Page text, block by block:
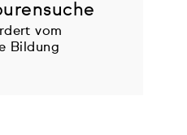
vom
Bildung